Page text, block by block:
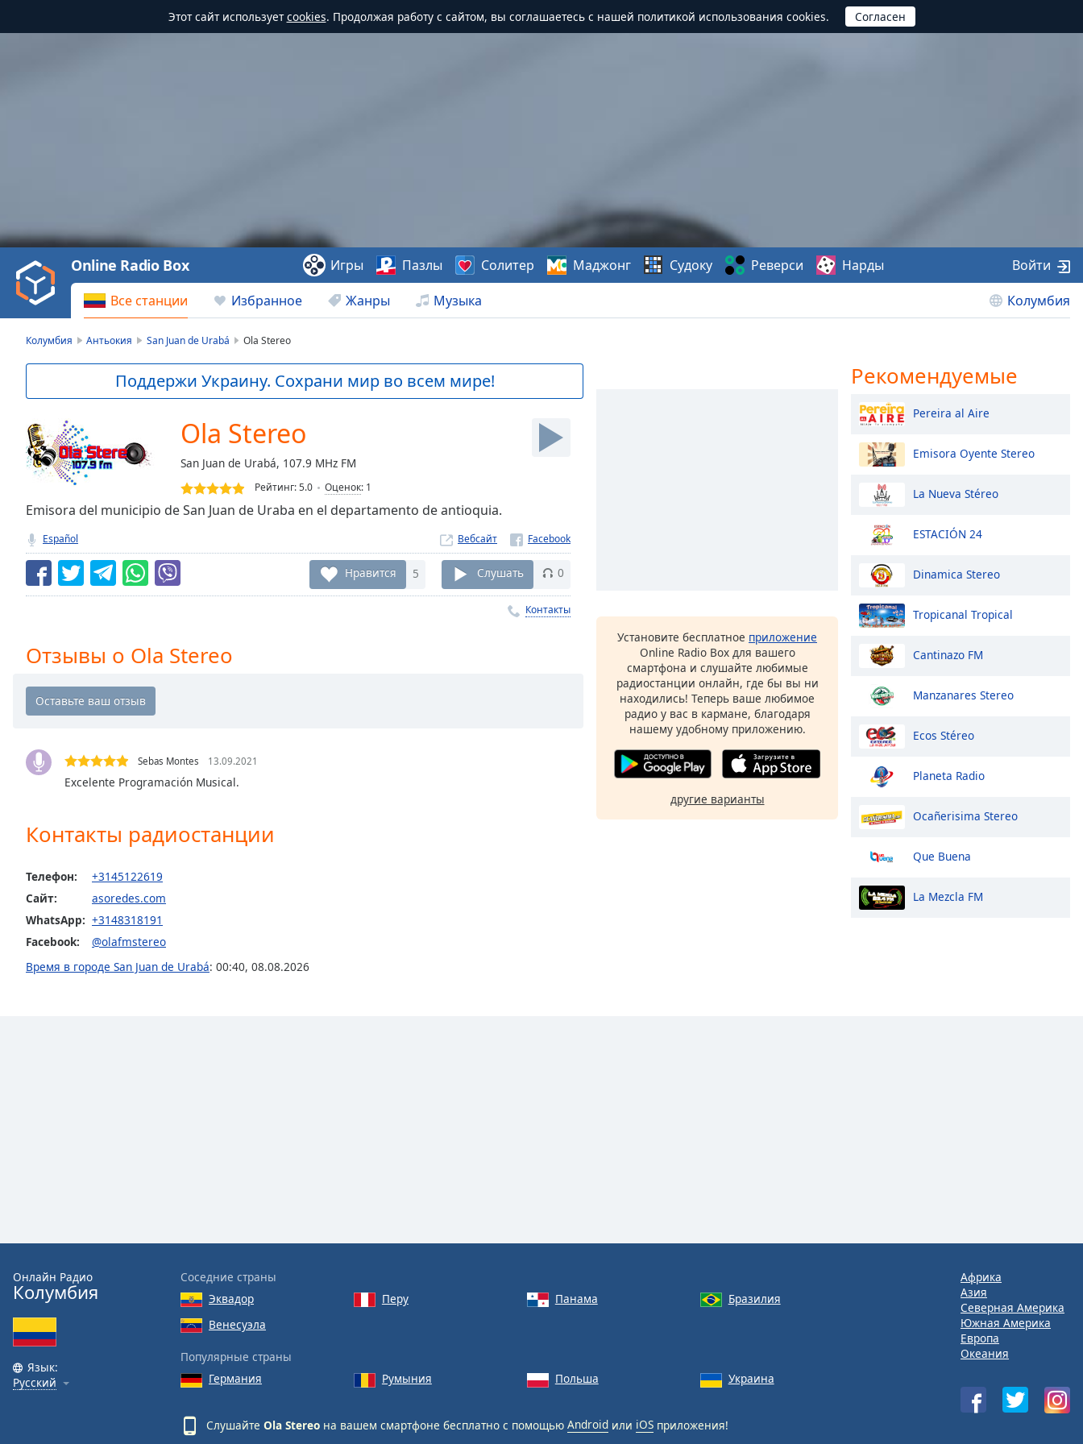
Этот сайт используетcookies. Продолжая работу с сайтом, вы соглашаетесь с нашей политикой использования cookies.
Play
Video
Play
Backward
Skip
Current
Duration
-:-
Loaded:
0.00%
TypeLIVE
live,
currently
behind
LIVE
Remaining
Rate
Chapters
off,
subtitles
settings
opens
subtitles
modal
Beginning
dialog
Escape
will
Все станции Избранное Жанры Музыка Колумбия
Online Radio Box Игры Пазлы Солитер Маджонг Судоку Реверси Нарды Войти
Колумбия Антьокия San Juan de Urabá Ola Stereo
Поддержи Украину. Сохрани мир во всем мире!
Ola Stereo
San Juan de Urabá, 107.9 MHz FM
Рейтинг:5.0 Оценок: 1
Emisora del municipio de San Juan de Uraba en el departamento de antioquia.
Español Вебсайт
Нравится 5 Слушать 0
Контакты
Отзывы о Ola Stereo
Sebas Montes 13.09.2021
Excelente Programación Musical.
Контакты радиостанции
Телефон:
+3145122619
Сайт:
asoredes.com
WhatsApp: +3148318191
Facebook:
@olafmstereo
Время в городе San Juan de Urabá: 00:40, 08.08.2026
Установите бесплатное приложение
Online Radio Box для вашего
смартфона и слушайте любимые
радиостанции онлайн, где бы вы ни
находились! Теперь ваше любимое
радио у вас в кармане, благодаря
нашему удобному приложению.
другие варианты
Рекомендуемые
Pereira al Aire
Emisora Oyente Stereo
La Nueva Stéreo
ESTACIÓN 24
Dinamica Stereo
Tropicanal Tropical
Cantinazo FM
Manzanares Stereo
Ecos Stéreo
Planeta Radio
Ocañerisima Stereo
Que Buena
La Mezcla FM
Онлайн Радио
Колумбия
Язык:
Русский
Соседние страны
Эквадор
Перу Панама
Бразилия
Венесуэла
Популярные страны
Германия
Румыния Польша Украина
Слушайте Ola Stereo на вашем смартфоне бесплатно с помощью Android или iOS приложения!
Африка
Азия
Северная Америка
Южная Америка
Европа
Океания